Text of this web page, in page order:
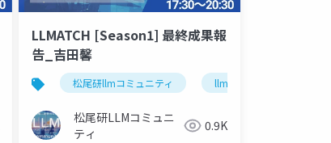
llmエージェント
LLMATCH [Season1] 最終成果報
告_吉田馨
松尾研llmコミュニティ llmatch
松尾研LLMコミュニ
ティ
0.9K